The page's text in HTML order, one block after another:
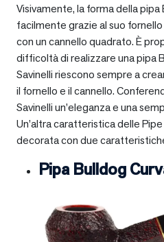
Visivamente, la forma della
facilmente grazie al suo
con un cannello quadrato. È
difficoltà di realizzare una pipa
Savinelli riescono sempre a
il fornello e il cannello.
Savinelli un’eleganza e una
Un’altra caratteristica delle
decorata con due
Pipa Bulldog